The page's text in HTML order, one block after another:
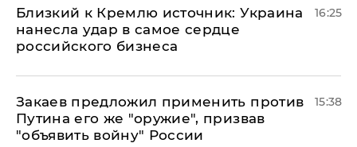
Близкий к Кремлю источник: Украина
нанесла удар в самое сердце
российского бизнеса
16:25
Закаев предложил применить против
Путина его же "оружие", призвав
"объявить войну" России
15:38